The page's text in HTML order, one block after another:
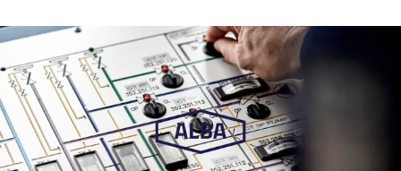
Om os
Nyheder
Kontakt